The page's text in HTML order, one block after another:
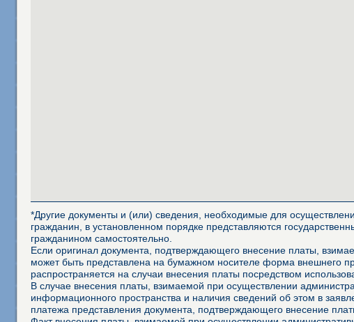
*Другие документы и (или) сведения, необходимые для
гражданин, в установленном порядке представляются
гражданином самостоятельно.
Если оригинал документа, подтверждающего внесение платы,
может быть представлена на бумажном носителе форма внешнего
распространяется на случаи внесения платы посредством
В случае внесения платы, взимаемой при осуществлении
информационного пространства и наличия сведений об этом в
платежа представления документа, подтверждающего внесение